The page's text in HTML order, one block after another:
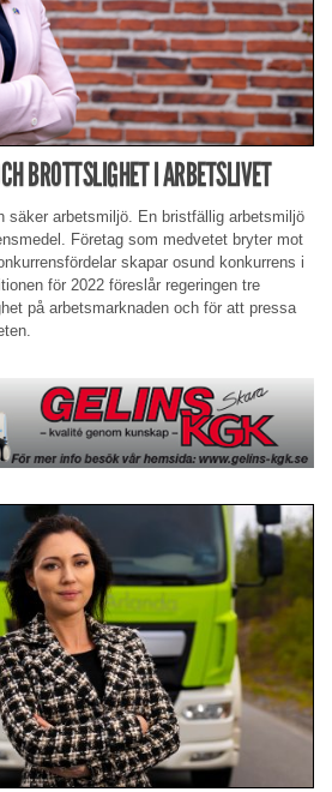
BROTTSLIGHET I ARBETSLIVET
säker arbetsmiljö. En bristfällig arbetsmiljö
Företag som medvetet bryter mot
skapar osund konkurrens i
för 2022 föreslår regeringen tre
på arbetsmarknaden och för att pressa